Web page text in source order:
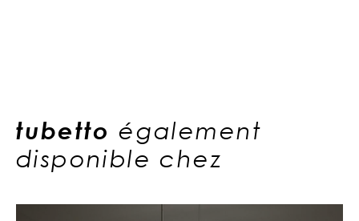
tubettoégalement
disponible chez